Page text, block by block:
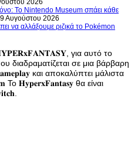
Το Nintendo Museum σπάει κάθε
Αυγούστου 2026
να αλλάξουμε ριζικά το Pokémon
𝐇𝐘𝐏𝐄𝐑𝐱𝐅𝐀𝐍𝐓𝐀𝐒𝐘, για αυτό το
διαδραματίζεται σε μια βάρβαρη
και αποκαλύπτει μάλιστα
Το 𝐇𝐲𝐩𝐞𝐫𝐱𝐅𝐚𝐧𝐭𝐚𝐬𝐲 θα είναι